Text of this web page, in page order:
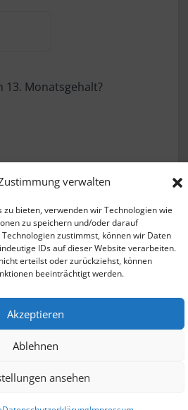
verwalten
bieten, verwenden wir Technologien wie
zu speichern und/oder darauf
zustimmst, können wir Daten
IDs auf dieser Website verarbeiten.
erteilst oder zurückziehst, können
beeinträchtigt werden.
Akzeptieren
Ablehnen
ansehen
13. Monatsgehalt?
Impressum